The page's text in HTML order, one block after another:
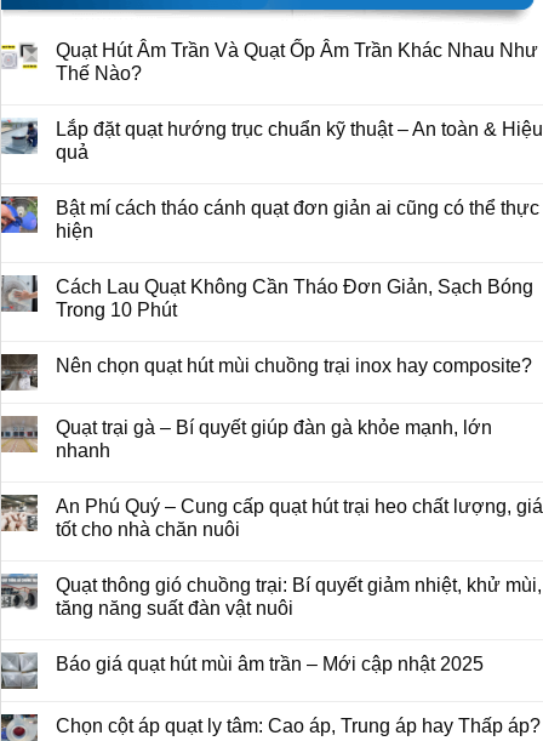
Quạt Hút Âm Trần Và Quạt Ốp Âm Trần Khác Nhau Như
Thế Nào?
Lắp đặt quạt hướng trục chuẩn kỹ thuật – An toàn & Hiệu
quả
Bật mí cách tháo cánh quạt đơn giản ai cũng có thể thực
hiện
Cách Lau Quạt Không Cần Tháo Đơn Giản, Sạch Bóng
Trong 10 Phút
Nên chọn quạt hút mùi chuồng trại inox hay composite?
Quạt trại gà – Bí quyết giúp đàn gà khỏe mạnh, lớn
nhanh
An Phú Quý – Cung cấp quạt hút trại heo chất lượng, giá
tốt cho nhà chăn nuôi
Quạt thông gió chuồng trại: Bí quyết giảm nhiệt, khử mùi,
tăng năng suất đàn vật nuôi
Báo giá quạt hút mùi âm trần – Mới cập nhật 2025
Chọn cột áp quạt ly tâm: Cao áp, Trung áp hay Thấp áp?